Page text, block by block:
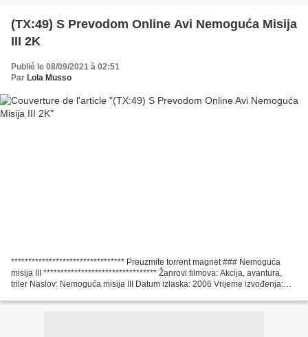
(TX:49) S Prevodom Online Avi Nemoguća Misija
III 2K
Publié le 08/09/2021 à 02:51
Par Lola Musso
********************************* Preuzmite torrent magnet ### Nemoguća
misija III ********************************* Žanrovi filmova: Akcija, avantura,
triler Naslov: Nemoguća misija III Datum izlaska: 2006 Vrijeme izvođenja: